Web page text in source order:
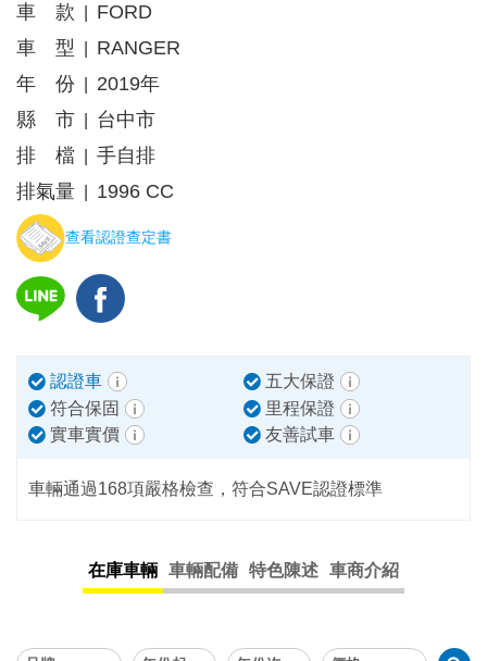
車 款
FORD
車 型
RANGER
年 份
2019年
縣 市
台中市
排 檔
手自排
排氣量
1996 CC
查看認證查定書
認證車
五大保證
符合保固
里程保證
實車實價
友善試車
車輛通過168項嚴格檢查，符合SAVE認證標準
在庫車輛 車輛配備 特色陳述 車商介紹